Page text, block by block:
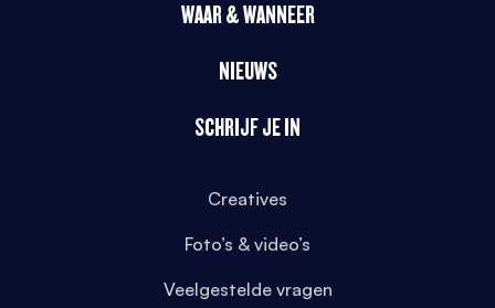
WAAR & WANNEER
NIEUWS
SCHRIJF JE IN
Creatives
Foto’s & video’s
Veelgestelde vragen